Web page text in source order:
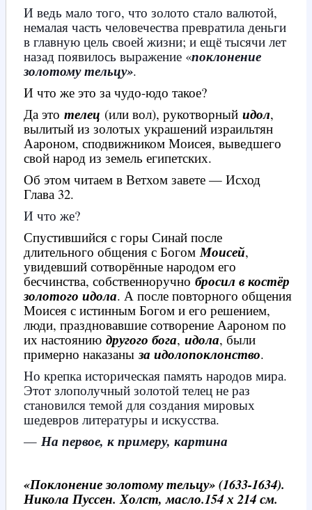
И ведь мало того, что золото стало валютой,
немалая часть человечества превратила деньги
в главную цель своей жизни; и ещё тысячи лет
назад появилось выражение «поклонение
золотому тельцу».
И что же это за чудо-юдо такое?
Да это телец (или вол), рукотворный идол,
вылитый из золотых украшений израильтян
Аароном, сподвижником Моисея, выведшего
свой народ из земель египетских.
Об этом читаем в Ветхом завете — Исход
Глава 32.
И что же?
Спустившийся с горы Синай после
длительного общения с Богом Моисей,
увидевший сотворённые народом его
бесчинства, собственноручно бросил в костёр
золотого идола. А после повторного общения
Моисея с истинным Богом и его решением,
люди, праздновавшие сотворение Аароном по
их настоянию другого бога, идола, были
примерно наказаныза идолопоклонство.
Но крепка историческая память народов мира.
Этот злополучный золотой телец не раз
становился темой для создания мировых
шедевров литературы и искусства.
— На первое, к примеру, картина
«Поклонение золотому тельцу» (1633-1634).
Никола Пуссен. Холст, масло.154 х 214 см.